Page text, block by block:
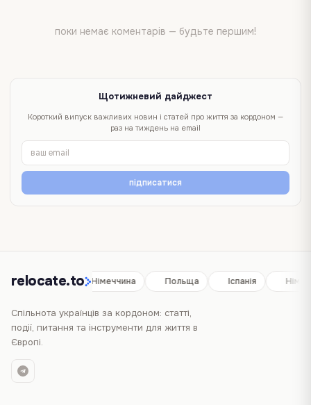
поки немає коментарів — будьте першим!
Щотижневий дайджест
Короткий випуск важливих новин і статей про життя за кордоном —
раз на тиждень на email
підписатися
relocate.to
Іспанія Німеччина Польща Іспанія
Спільнота українців за кордоном: статті,
події, питання та інструменти для життя в
Європі.